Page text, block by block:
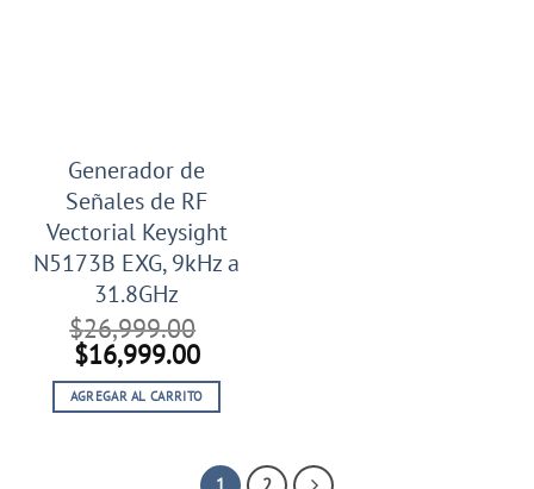
Generador de
Señales de RF
Vectorial Keysight
N5173B EXG, 9kHz a
31.8GHz
$26,999.00
El
precio
original
$16,999.00El
precio
actual
$16,999.00.
AGREGAR AL CARRITO